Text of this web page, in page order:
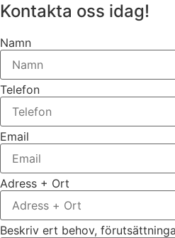
Kontakta oss idag!
Namn
Telefon
Email
Adress + Ort
Beskriv ert behov,